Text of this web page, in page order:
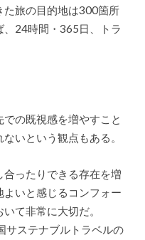
た旅の目的地は300箇所
、24時間・365日、トラ
の既視感を増やすこと
いという観点もある。
ったりできる存在を増
いと感じるコンフォー
て非常に大切だ。
サステナブルトラベルの